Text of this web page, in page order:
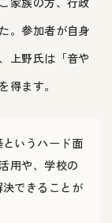
。参加者が自身
上野氏は「音や
得ます。
というハード面
用や、学校の
できることが